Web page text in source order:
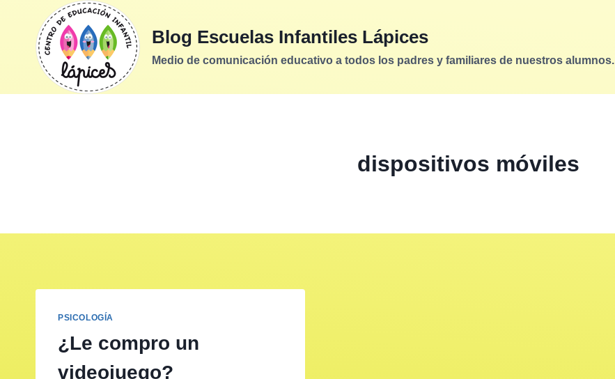
contenido
Blog Escuelas Infantiles Lápices
Medio de comunicación educativo a todos los padres y familiares de nuestros alumnos.
dispositivos móviles
PSICOLOGÍA
¿Le compro un
videojuego?